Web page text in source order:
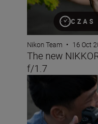
CZAS
Nikon Team • 16 Oct
The new
f/1.7
The new NIKKOR Z